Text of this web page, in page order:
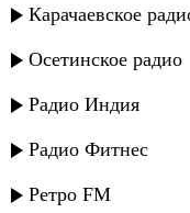
Карачаевское
Осетинское радио
Радио Индия
Радио Фитнес
Ретро FM
Марина
Султан - Это